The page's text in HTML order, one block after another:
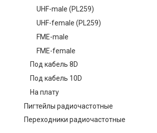
UHF-male (PL259)
UHF-female (PL259)
FME-male
FME-female
Под кабель 8D
Под кабель 10D
На плату
Пигтейлы радиочастотные
Переходники радиочастотные